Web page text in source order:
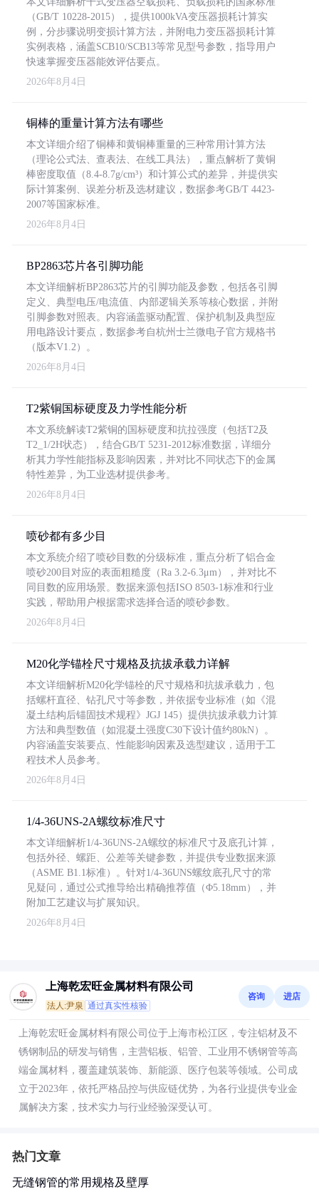
（GB/T 10228-2015），提供1000kVA变压器损耗计算实
例，分步骤说明变损计算方法，并附电力变压器损耗计算
实例表格，涵盖SCB10/SCB13等常见型号参数，指导用户
快速掌握变压器能效评估要点。
2026年8月4日
铜棒的重量计算方法有哪些
本文详细介绍了铜棒和黄铜棒重量的三种常用计算方法
（理论公式法、查表法、在线工具法），重点解析了黄铜
棒密度取值（8.4-8.7g/cm³）和计算公式的差异，并提供实
际计算案例、误差分析及选材建议，数据参考GB/T 4423-
2007等国家标准。
2026年8月4日
BP2863芯片各引脚功能
本文详细解析BP2863芯片的引脚功能及参数，包括各引脚
定义、典型电压/电流值、内部逻辑关系等核心数据，并附
引脚参数对照表。内容涵盖驱动配置、保护机制及典型应
用电路设计要点，数据参考自杭州士兰微电子官方规格书
（版本V1.2）。
2026年8月4日
T2紫铜国标硬度及力学性能分析
本文系统解读T2紫铜的国标硬度和抗拉强度（包括T2及
T2_1/2H状态），结合GB/T 5231-2012标准数据，详细分
析其力学性能指标及影响因素，并对比不同状态下的金属
特性差异，为工业选材提供参考。
2026年8月4日
喷砂都有多少目
本文系统介绍了喷砂目数的分级标准，重点分析了铝合金
喷砂200目对应的表面粗糙度（Ra 3.2-6.3μm），并对比不
同目数的应用场景。数据来源包括ISO 8503-1标准和行业
实践，帮助用户根据需求选择合适的喷砂参数。
2026年8月4日
M20化学锚栓尺寸规格及抗拔承载力详解
本文详细解析M20化学锚栓的尺寸规格和抗拔承载力，包
括螺杆直径、钻孔尺寸等参数，并依据专业标准（如《混
凝土结构后锚固技术规程》JGJ 145）提供抗拔承载力计算
方法和典型数值（如混凝土强度C30下设计值约80kN）。
内容涵盖安装要点、性能影响因素及选型建议，适用于工
程技术人员参考。
2026年8月4日
1/4-36UNS-2A螺纹标准尺寸
本文详细解析1/4-36UNS-2A螺纹的标准尺寸及底孔计算，
包括外径、螺距、公差等关键参数，并提供专业数据来源
（ASME B1.1标准）。针对1/4-36UNS螺纹底孔尺寸的常
见疑问，通过公式推导给出精确推荐值（Φ5.18mm），并
附加工艺建议与扩展知识。
2026年8月4日
上海乾宏旺金属材料有限公司
法人:尹泉 通过真实性核验
咨询 进店
上海乾宏旺金属材料有限公司位于上海市松江区，专注铝材及不
锈钢制品的研发与销售，主营铝板、铝管、工业用不锈钢管等高
端金属材料，覆盖建筑装饰、新能源、医疗包装等领域。公司成
立于2023年，依托严格品控与供应链优势，为各行业提供专业金
属解决方案，技术实力与行业经验深受认可。
热门文章
无缝钢管的常用规格及壁厚